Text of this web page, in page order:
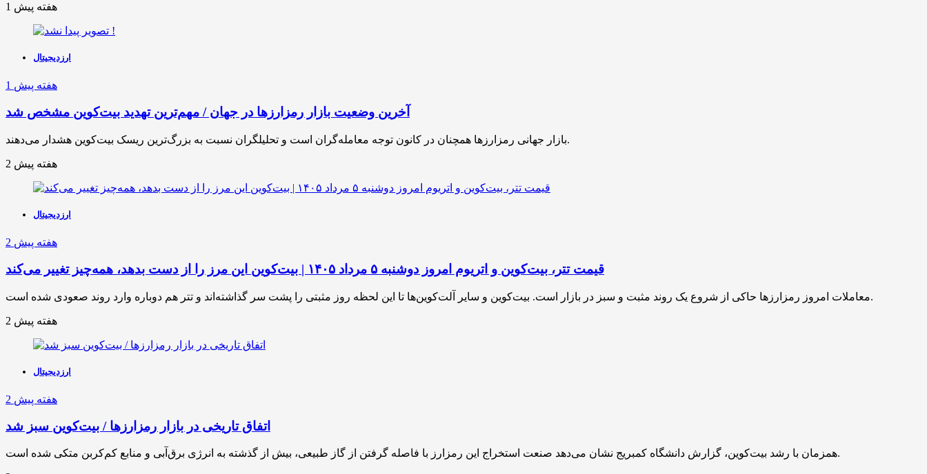
1 هفته پیش
ارزدیجیتال
1 هفته پیش
آخرین وضعیت بازار رمزارزها در جهان / مهم‌ترین تهدید بیت‌کوین مشخص شد
بازار جهانی رمزارزها همچنان در کانون توجه معامله‌گران است و تحلیلگران نسبت به بزرگ‌ترین ریسک بیت‌کوین هشدار می‌دهند.
2 هفته پیش
ارزدیجیتال
2 هفته پیش
قیمت تتر، بیت‌کوین و اتریوم امروز دوشنبه ۵ مرداد ۱۴۰۵ | بیت‌کوین این مرز را از دست بدهد، همه‌چیز تغییر می‌کند
معاملات امروز رمزارز‌ها حاکی از شروع یک روند مثبت و سبز در بازار است. بیت‌کوین و سایر آلت‌کوین‌ها تا این لحظه روز مثبتی را پشت سر گذاشته‌اند و تتر هم دوباره وارد روند صعودی شده است.
2 هفته پیش
ارزدیجیتال
2 هفته پیش
اتفاق تاریخی در بازار رمزارزها / بیت‌کوین سبز شد
همزمان با رشد بیت‌کوین، گزارش دانشگاه کمبریج نشان می‌دهد صنعت استخراج این رمزارز با فاصله گرفتن از گاز طبیعی، بیش از گذشته به انرژی برق‌آبی و منابع کم‌کربن متکی شده است.